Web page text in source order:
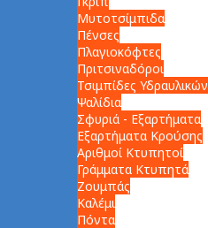
Μυτοτσίμπιδα
Πένσες
Πλαγιοκόφτες
Πριτσιναδόροι
Τσιμπίδες Υδραυλικών
Ψαλίδια
Σφυριά - Εξαρτήματα
Εξαρτήματα Κρούσης
Αριθμοί Κτυπητοί
Γράμματα Κτυπητά
Ζουμπάς
Καλέμι
Πόντα